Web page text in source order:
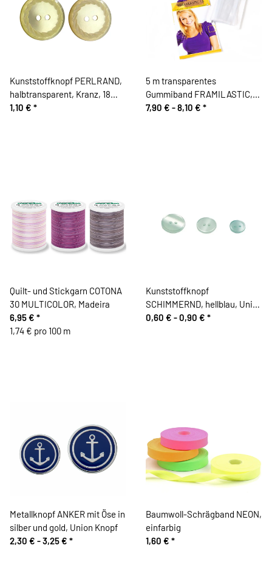
Kunststoffknopf PERLRAND,
halbtransparent, Kranz, 18
mm, Union Knopf
1,10 € *
5 m transparentes
Gummiband FRAMILASTIC,
Vlieseline
7,90 € -8,10 € *
Quilt- und Stickgarn COTONA
30 MULTICOLOR, Madeira
6,95 € *
1,74 € pro 100 m
Kunststoffknopf
SCHIMMERND, hellblau, Union
Knopf
0,60 € -0,90 € *
Metallknopf ANKER mit Öse in
silber und gold, Union Knopf
2,30 € -3,25 € *
Baumwoll-Schrägband NEON,
einfarbig
1,60 € *